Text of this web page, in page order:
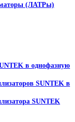
(ЛАТРы)
в однофазную
SUNTEK в
SUNTEK